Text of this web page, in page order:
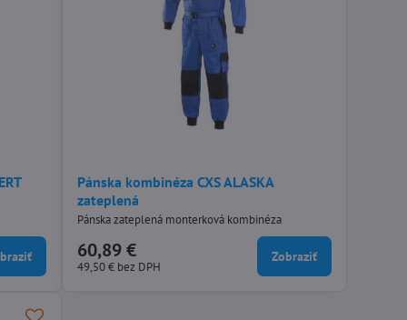
Pánska kombinéza CXS ALASKA
zateplená
Pánska zateplená monterková kombinéza
60,89 €
49,50 € bez DPH
Zobraziť